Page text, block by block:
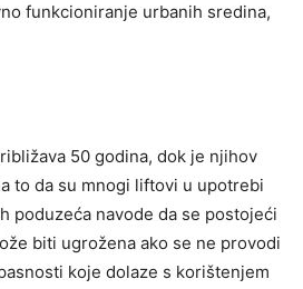
funkcioniranje urbanih sredina,
50 godina, dok je njihov
to da su mnogi liftovi u upotrebi
poduzeća navode da se postojeći
biti ugrožena ako se ne provodi
koje dolaze s korištenjem